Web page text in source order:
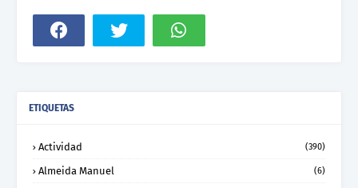
ETIQUETAS
Actividad (390)
Almeida Manuel (6)